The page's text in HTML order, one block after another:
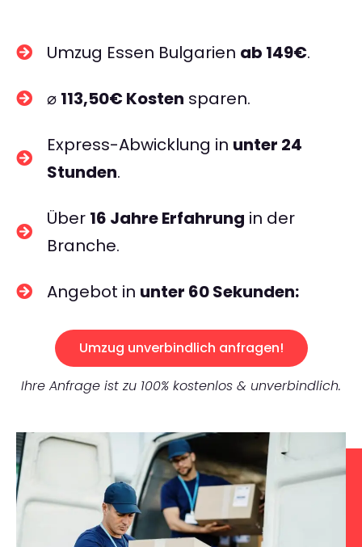
Umzug Essen Bulgarien ab 149€.
⌀ 113,50€ Kosten sparen.
Express-Abwicklung in unter 24
Stunden.
Über 16 Jahre Erfahrung in der
Branche.
Angebot in unter 60 Sekunden:
Umzug unverbindlich anfragen!
Ihre Anfrage ist zu 100% kostenlos & unverbindlich.